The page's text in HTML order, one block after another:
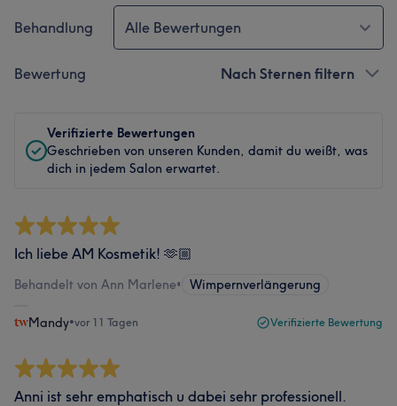
Behandlung Alle Bewertungen
Bewertung Nach Sternen filtern
Verifizierte Bewertungen
Geschrieben von unseren Kunden, damit du weißt, was
dich in jedem Salon erwartet.
Ich liebe AM Kosmetik! 🫶🏼
Behandelt von Ann Marlene• Wimpernverlängerung
Mandy•vor 11 Tagen Verifizierte Bewertung
Anni ist sehr emphatisch u dabei sehr professionell.